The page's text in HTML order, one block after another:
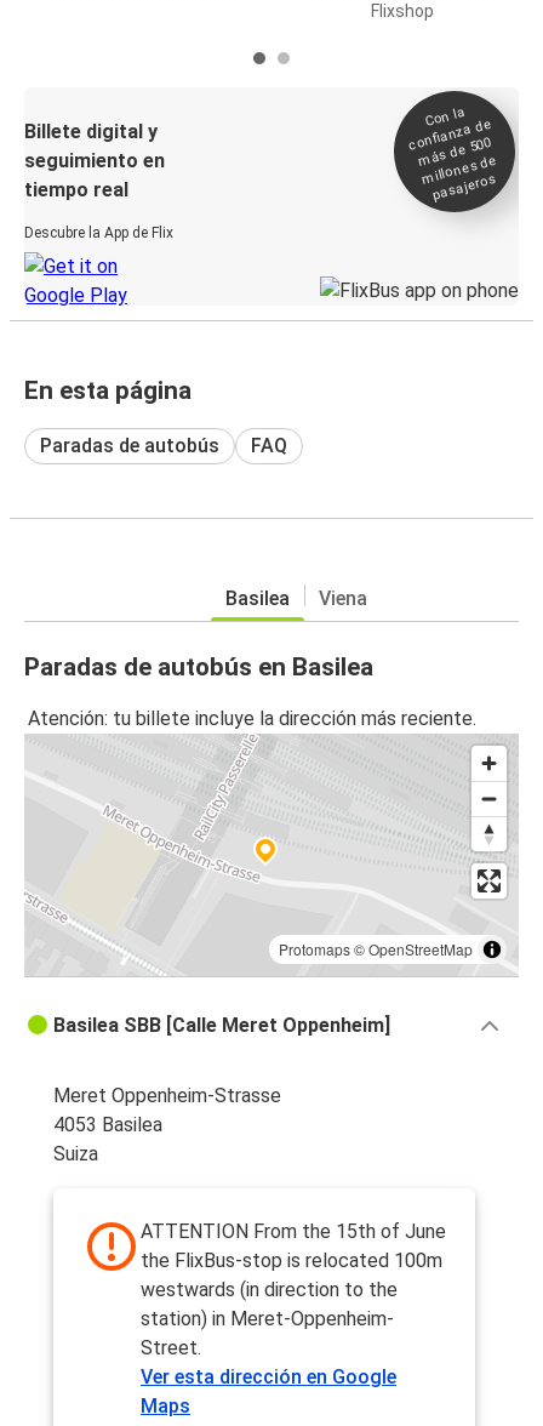
Flixshop
Billete digital y
seguimiento en
tiempo real
Descubre la App de Flix
Con la
confianza de
más de 500
millones de
pasajeros
En esta página
Paradas de autobús FAQ
Basilea Viena
Paradas de autobús en Basilea
Atención: tu billete incluye la dirección más reciente.
Protomaps©OpenStreetMap
Basilea SBB [Calle Meret Oppenheim]
Meret Oppenheim-Strasse
4053 Basilea
Suiza
ATTENTION From the 15th of June
the FlixBus-stop is relocated 100m
westwards (in direction to the
station) in Meret-Oppenheim-
Street.
Ver esta dirección en Google
Maps